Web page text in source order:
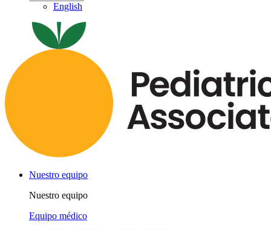
English
Nuestro equipo
Nuestro equipo
Equipo médico